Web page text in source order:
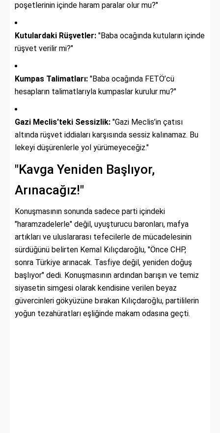
poşetlerinin içinde haram paralar olur mu?"
Kutulardaki Rüşvetler: "Baba ocağında kutuların içinde
rüşvet verilir mi?"
Kumpas Talimatları: "Baba ocağında FETÖ’cü
hesapların talimatlarıyla kumpaslar kurulur mu?"
Gazi Meclis'teki Sessizlik: "Gazi Meclis’in çatısı
altında rüşvet iddiaları karşısında sessiz kalınamaz. Bu
lekeyi düşürenlerle yol yürümeyeceğiz."
"Kavga Yeniden Başlıyor,
Arınacağız!"
Konuşmasının sonunda sadece parti içindeki
"haramzadelerle" değil, uyuşturucu baronları, mafya
artıkları ve uluslararası tefecilerle de mücadelesinin
sürdüğünü belirten Kemal Kılıçdaroğlu, "Önce CHP,
sonra Türkiye arınacak. Tasfiye değil, yeniden doğuş
başlıyor" dedi. Konuşmasının ardından barışın ve temiz
siyasetin simgesi olarak kendisine verilen beyaz
güvercinleri gökyüzüne bırakan Kılıçdaroğlu, partililerin
yoğun tezahüratları eşliğinde makam odasına geçti.